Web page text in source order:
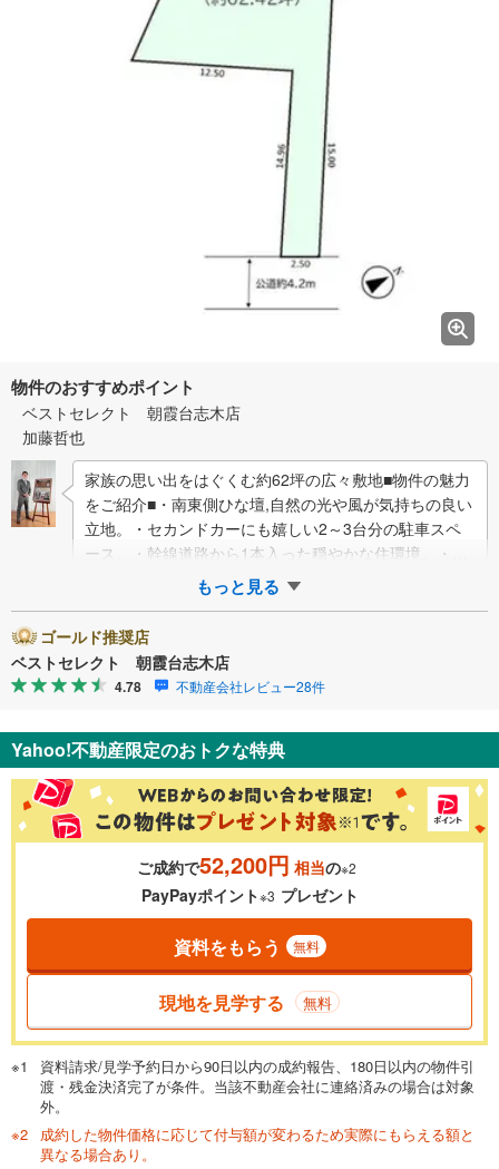
物件のおすすめポイント
ベストセレクト 朝霞台志木店
加藤哲也
家族の思い出をはぐくむ約62坪の広々敷地■物件の魅力
をご紹介■・南東側ひな壇,自然の光や風が気持ちの良い
立地。・セカンドカーにも嬉しい2～3台分の駐車スペ
ース。・幹線道路から1本入った穏やかな住環境。・建
築条件なしですので,お好き…
もっと見る
ゴールド推奨店
ベストセレクト 朝霞台志木店
4.78 不動産会社レビュー28件
Yahoo!不動産限定のおトクな特典
ご成約で52,200円 相当の※2
PayPayポイント※3 プレゼント
資料をもらう 無料
現地を見学する 無料
資料請求/見学予約日から90日以内の成約報告、180日以内の物件引
渡・残金決済完了が条件。当該不動産会社に連絡済みの場合は対象
外。
成約した物件価格に応じて付与額が変わるため実際にもらえる額と
異なる場合あり。